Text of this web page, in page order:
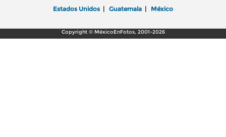
Estados Unidos | Guatemala | México
Copyright © MéxicoEnFotos, 2001-2026